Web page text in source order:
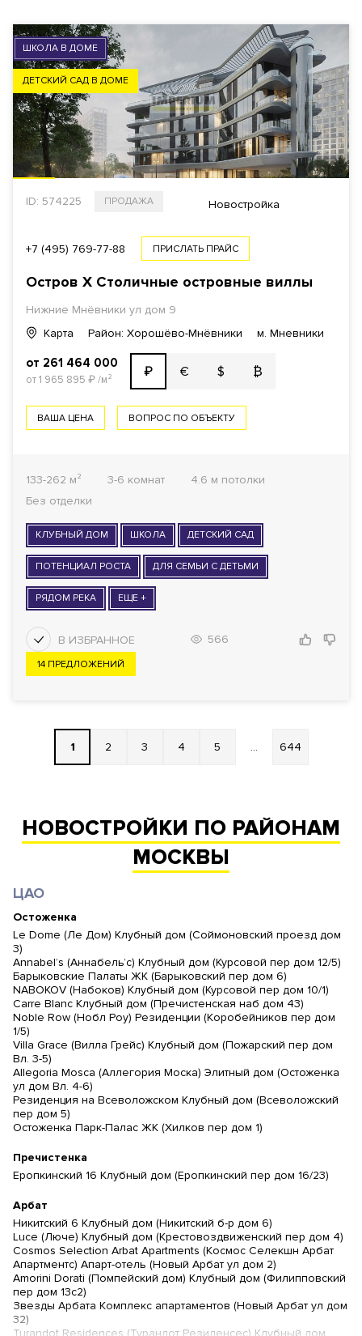
ШКОЛА В ДОМЕ
ДЕТСКИЙ САД В ДОМЕ
ID: 574225 ПРОДАЖА Новостройка
+7 (495) 769-77-88 ПРИСЛАТЬ ПРАЙС
Остров X Столичные островные виллы
Нижние Мнёвники ул дом 9
Карта
Район: Хорошёво-Мнёвники м. Мневники
от 261 464 000
от 1 965 895 ₽/м² ₽ € $ ₿
ВАША ЦЕНА ВОПРОС ПО ОБЪЕКТУ
133-262 м² 3-6 комнат
4.6 м потолки
Без отделки
КЛУБНЫЙ ДОМ ШКОЛА ДЕТСКИЙ САД
ПОТЕНЦИАЛ РОСТА ДЛЯ СЕМЬИ С ДЕТЬМИ
РЯДОМ РЕКА ЕЩЕ +
566
14 ПРЕДЛОЖЕНИЙ
1 2 3 4 5 ... 644
НОВОСТРОЙКИ ПО РАЙОНАМ
МОСКВЫ
ЦАО
Остоженка
Le Dome (Ле Дом) Клубный дом (Соймоновский проезд дом
3)
Annabel’s (Аннабель’с) Клубный дом (Курсовой пер дом 12/5)
Барыковские Палаты ЖК (Барыковский пер дом 6)
NABOKOV (Набоков) Клубный дом (Курсовой пер дом 10/1)
Carre Blanc Клубный дом (Пречистенская наб дом 43)
Noble Row (Нобл Роу) Резиденции (Коробейников пер дом
1/5)
Villa Grace (Вилла Грейс) Клубный дом (Пожарский пер дом
Вл. 3-5)
Allegoria Mosca (Аллегория Моска) Элитный дом (Остоженка
ул дом Вл. 4-6)
Резиденция на Всеволожском Клубный дом (Всеволожский
пер дом 5)
Остоженка Парк-Палас ЖК (Хилков пер дом 1)
Пречистенка
Еропкинский 16 Клубный дом (Еропкинский пер дом 16/23)
Арбат
Никитский 6 Клубный дом (Никитский б-р дом 6)
Luce (Люче) Клубный дом (Крестовоздвиженский пер дом 4)
Cosmos Selection Arbat Apartments (Космос Селекшн Арбат
Апартментс) Апарт-отель (Новый Арбат ул дом 2)
Amorini Dorati (Помпейский дом) Клубный дом (Филипповский
пер дом 13с2)
Звезды Арбата Комплекс апартаментов (Новый Арбат ул дом
32)
Turandot Residences (Турандот Резиденсес) Клубный дом